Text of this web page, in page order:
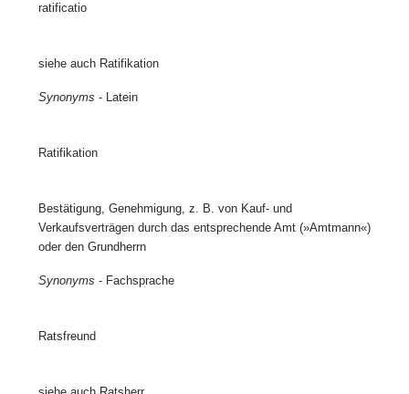
ratificatio
siehe auch Ratifikation
Synonyms - Latein
Ratifikation
Bestätigung, Genehmigung, z. B. von Kauf- und
Verkaufsverträgen durch das entsprechende Amt (»Amtmann«)
oder den Grundherrn
Synonyms - Fachsprache
Ratsfreund